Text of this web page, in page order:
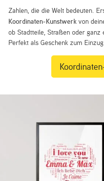
Zahlen, die die Welt bedeuten.
Koordinaten-Kunstwerk von
ob Stadtteile, Straßen oder
Perfekt als Geschenk zum